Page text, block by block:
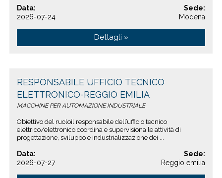
Data:
2026-07-24
Sede:
Modena
Dettagli »
RESPONSABILE UFFICIO TECNICO
ELETTRONICO-REGGIO EMILIA
MACCHINE PER AUTOMAZIONE INDUSTRIALE
Obiettivo del ruoloil responsabile dell’ufficio tecnico
elettrico/elettronico coordina e supervisiona le attività di
progettazione, sviluppo e industrializzazione dei ...
Data:
2026-07-27
Sede:
Reggio emilia